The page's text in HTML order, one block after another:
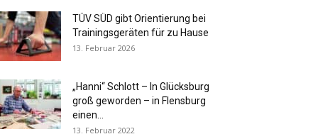
TÜV SÜD gibt Orientierung bei
Trainingsgeräten für zu Hause
13. Februar 2026
„Hanni“ Schlott – In Glücksburg
groß geworden – in Flensburg
einen...
13. Februar 2022